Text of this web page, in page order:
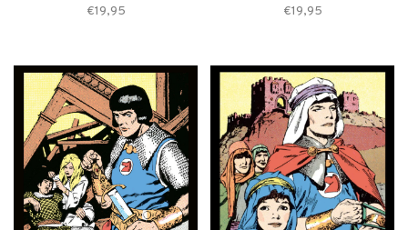
€19,95 €19,95